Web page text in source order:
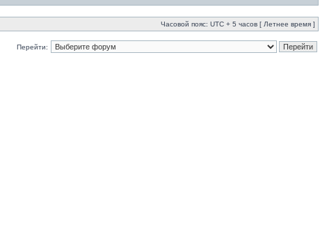
Часовой пояс: UTC + 5 часов [ Летнее время ]
Перейти: